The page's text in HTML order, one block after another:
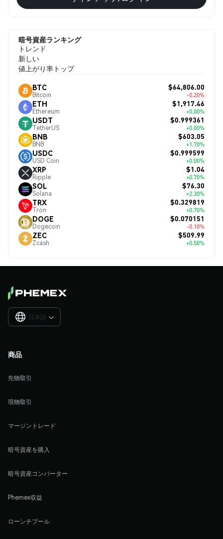
暗号資産ランキング
トレンド
新しい
値上がり率トップ
BTC
Bitcoin
$64,806.00
-0.20%
ETH
Ethereum
$1,917.46
+0.00%
USDT
TetherUS
$0.999361
+0.00%
BNB
BNB
$603.05
+1.70%
USDC
USD Coin
$0.999599
+0.00%
XRP
Ripple
$1.04
+0.70%
SOL
Solana
$76.30
+2.30%
TRX
Tron
$0.329819
+0.70%
DOGE
Dogecoin
$0.070151
-0.10%
ZEC
Zcash
$509.99
+0.50%
日本語 
商品
先物取引
現物取引
マージントレード
暗号資産を購入
暗号資産コンバーター
Phemex収益
ローンチプール